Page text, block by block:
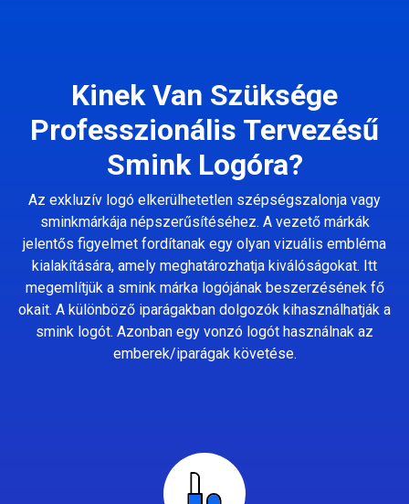
Kinek Van Szüksége
Professzionális Tervezésű
Smink Logóra?
Az exkluzív logó elkerülhetetlen szépségszalonja vagy
sminkmárkája népszerűsítéséhez. A vezető márkák
jelentős figyelmet fordítanak egy olyan vizuális embléma
kialakítására, amely meghatározhatja kiválóságokat. Itt
megemlítjük a smink márka logójának beszerzésének fő
okait. A különböző iparágakban dolgozók kihasználhatják a
smink logót. Azonban egy vonzó logót használnak az
emberek/iparágak követése.